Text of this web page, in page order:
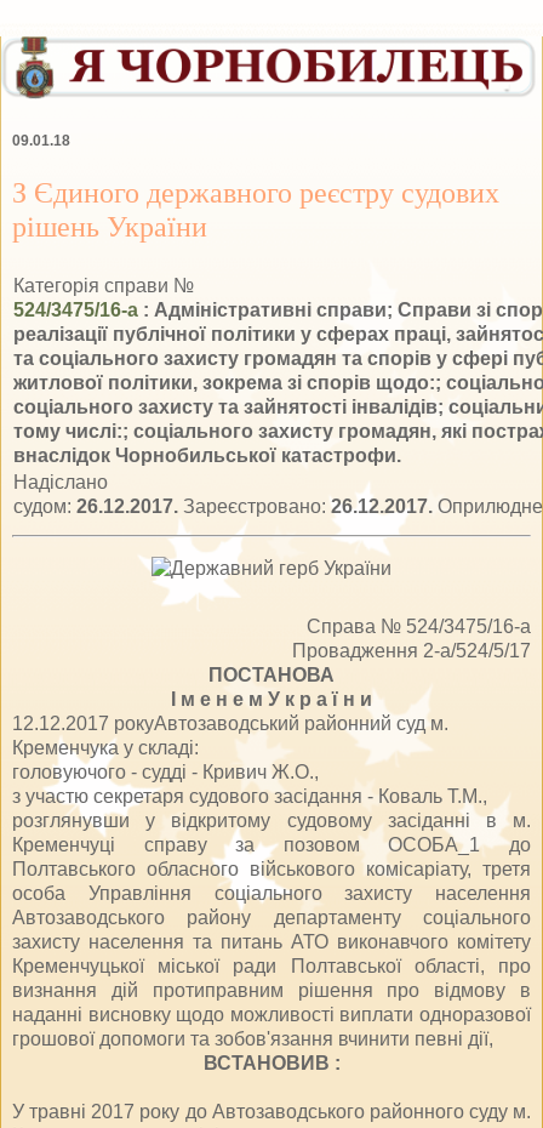
09.01.18
З Єдиного державного реєстру судових
рішень України
Категорія справи №
524/3475/16-а : Адміністративні справи; Справи зі
реалізації публічної політики у сферах праці,
та соціального захисту громадян та спорів у сфері
житлової політики, зокрема зі спорів щодо:;
соціального захисту та зайнятості інвалідів;
тому числі:; соціального захисту громадян, які
внаслідок Чорнобильської катастрофи.
Надіслано
судом: 26.12.2017. Зареєстровано: 26.12.2017.
Справа № 524/3475/16-а
Провадження 2-а/524/5/17
ПОСТАНОВА
І м е н е м У к р а ї н и
12.12.2017 рокуАвтозаводський районний суд м.
Кременчука у складі:
головуючого - судді - Кривич Ж.О.,
з участю секретаря судового засідання - Коваль Т.М.,
розглянувши у відкритому судовому засіданні в м.
Кременчуці справу за позовом ОСОБА_1 до
Полтавського обласного військового комісаріату, третя
особа Управління соціального захисту населення
Автозаводського району департаменту соціального
захисту населення та питань АТО виконавчого комітету
Кременчуцької міської ради Полтавської області, про
визнання дій протиправним рішення про відмову в
наданні висновку щодо можливості виплати одноразової
грошової допомоги та зобов'язання вчинити певні дії,
ВСТАНОВИВ :
У травні 2017 року до Автозаводського районного суду м.